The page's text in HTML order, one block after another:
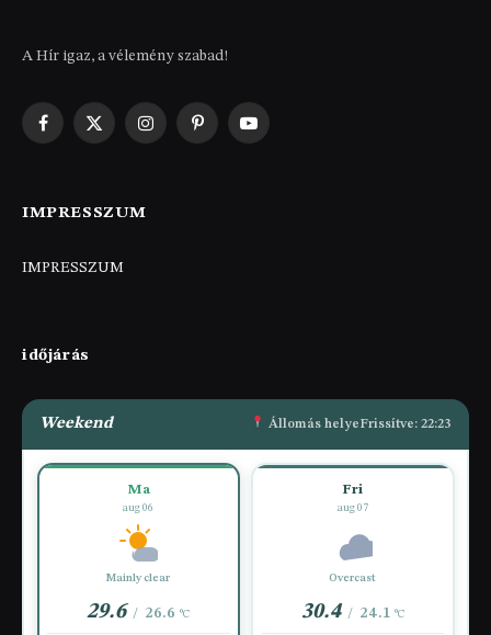
A Hír igaz, a vélemény szabad!
Facebook
X
InstagramPinterestYouTube
IMPRESSZUM
IMPRESSZUM
időjárás
Weekend Állomás helyeFrissítve: 22:23
Ma
aug 06
Mainly clear
29.6 / 26.6 °C
Fri
aug 07
Overcast
30.4 / 24.1 °C